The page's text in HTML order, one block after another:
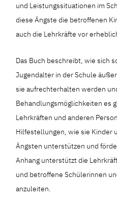
und Leistungssituationen im
diese Ängste die betroffenen
auch die Lehrkräfte vor
Das Buch beschreibt, wie sich
Jugendalter in der Schule
sie aufrechterhalten werden
Behandlungsmöglichkeiten es
Lehrkräften und anderen
Hilfestellungen, wie sie Kinder
Ängsten unterstützen und
Anhang unterstützt die
und betroffene Schülerinnen
anzuleiten.